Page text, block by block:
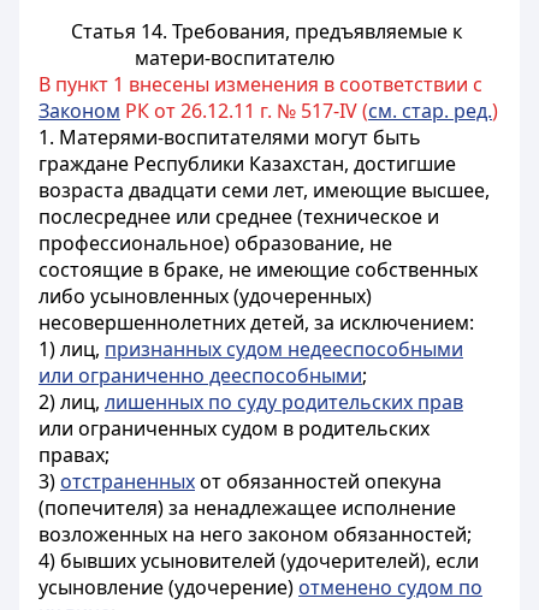
Статья 14. Требования, предъявляемые к
матери-воспитателю
В пункт 1 внесены изменения в соответствии с
Законом РК от 26.12.11 г. № 517-IV (см. стар. ред.)
1. Матерями-воспитателями могут быть
граждане Республики Казахстан, достигшие
возраста двадцати семи лет, имеющие высшее,
послесреднее или среднее (техническое и
профессиональное) образование, не
состоящие в браке, не имеющие собственных
либо усыновленных (удочеренных)
несовершеннолетних детей, за исключением:
1) лиц, признанных судом недееспособными
или ограниченно дееспособными;
2) лиц, лишенных по суду родительских прав
или ограниченных судом в родительских
правах;
3) отстраненныхот обязанностей опекуна
(попечителя) за ненадлежащее исполнение
возложенных на него законом обязанностей;
4) бывшихусыновителей (удочерителей), если
усыновление (удочерение) отменено судом по